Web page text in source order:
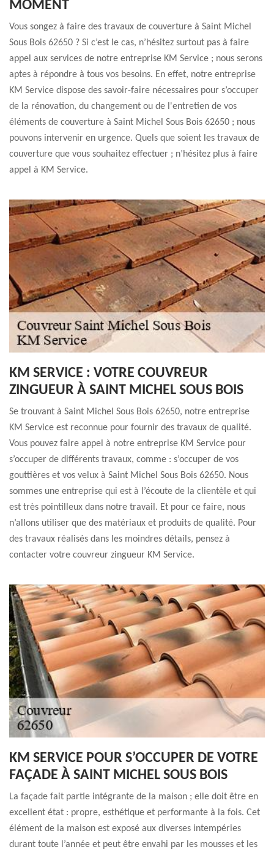
MOMENT
Vous songez à faire des travaux de couverture à Saint Michel
Sous Bois 62650 ? Si c’est le cas, n’hésitez surtout pas à faire
appel aux services de notre entreprise KM Service ; nous serons
aptes à répondre à tous vos besoins. En effet, notre entreprise
KM Service dispose des savoir-faire nécessaires pour s’occuper
de la rénovation, du changement ou de l'entretien de vos
éléments de couverture à Saint Michel Sous Bois 62650 ; nous
pouvons intervenir en urgence. Quels que soient les travaux de
couverture que vous souhaitez effectuer ; n’hésitez plus à faire
appel à KM Service.
KM SERVICE : VOTRE COUVREUR
ZINGUEUR À SAINT MICHEL SOUS BOIS
Se trouvant à Saint Michel Sous Bois 62650, notre entreprise
KM Service est reconnue pour fournir des travaux de qualité.
Vous pouvez faire appel à notre entreprise KM Service pour
s’occuper de différents travaux, comme : s’occuper de vos
gouttières et vos velux à Saint Michel Sous Bois 62650. Nous
sommes une entreprise qui est à l’écoute de la clientèle et qui
est très pointilleux dans notre travail. Et pour ce faire, nous
n’allons utiliser que des matériaux et produits de qualité. Pour
des travaux réalisés dans les moindres détails, pensez à
contacter votre couvreur zingueur KM Service.
KM SERVICE POUR S’OCCUPER DE VOTRE
FAÇADE À SAINT MICHEL SOUS BOIS
La façade fait partie intégrante de la maison ; elle doit être en
excellent état : propre, esthétique et performante à la fois. Cet
élément de la maison est exposé aux diverses intempéries
durant toute l’année et peut être envahi par les mousses et les